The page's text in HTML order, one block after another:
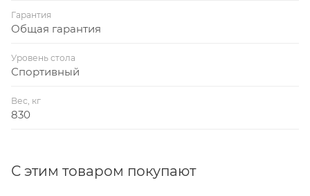
Гарантия
Общая гарантия
Уровень стола
Спортивный
Вес, кг
830
С этим товаром покупают